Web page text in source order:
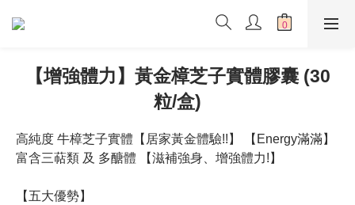
【增強體力】黃金樟芝子實體膠囊 (30
粒/盒)
高純度 牛樟芝子實體【居家黃金體驗!!】 【Energy滿滿】
富含三萜類 及 多醣體 【滋補強身、增強體力!】
【五大優勢】